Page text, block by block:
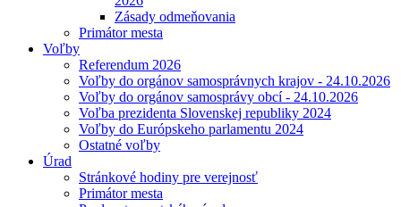
Zásady odmeňovania
Primátor mesta
Voľby
Referendum 2026
Voľby do orgánov samosprávnych krajov - 24.10.2026
Voľby do orgánov samosprávy obcí - 24.10.2026
Voľba prezidenta Slovenskej republiky 2024
Voľby do Európskeho parlamentu 2024
Ostatné voľby
Úrad
Stránkové hodiny pre verejnosť
Primátor mesta